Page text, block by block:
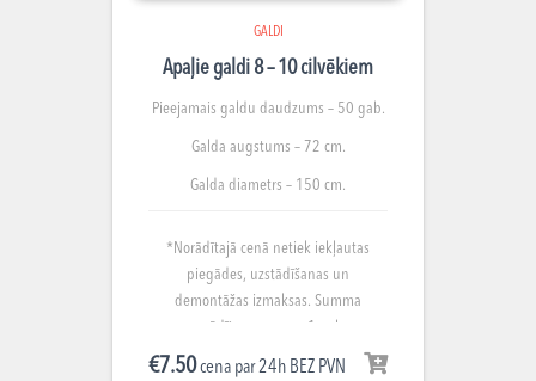
GALDI
Apaļie galdi 8 – 10 cilvēkiem
Pieejamais galdu daudzums – 50 gab.
Galda augstums – 72 cm.
Galda diametrs – 150 cm.
*Norādītajā cenā netiek iekļautas
piegādes, uzstādīšanas un
demontāžas izmaksas. Summa
norādīta par nomu 1 gab.
€7.50cena par 24h BEZ PVN